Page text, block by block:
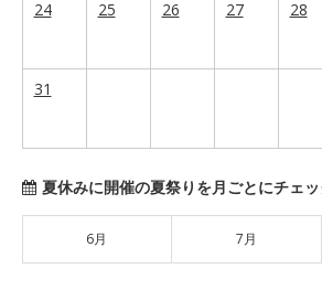
24 25 26 27 28
31
夏休みに開催の夏祭りを月ごとにチェッ
6月 7月